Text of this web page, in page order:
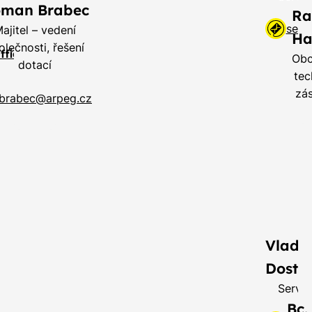
Brabec
– vedení
řešení
dotací
Dostál